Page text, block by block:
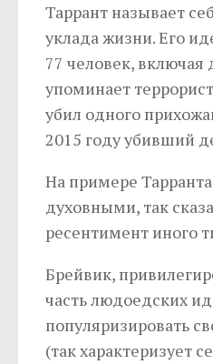
Таррант называет
уклада жизни. Его
77 человек,
упоминает
убил одного
2015 году убивший
На примере
духовными, так
ресентимент иного
Брейвик,
часть людоедских
популяризировать
(так характеризует